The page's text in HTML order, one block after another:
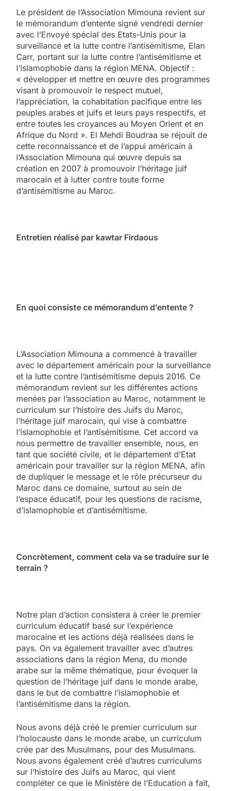
Le président de l’Association Mimouna revient sur
le mémorandum d’entente signé vendredi dernier
avec l’Envoyé spécial des Etats-Unis pour la
surveillance et la lutte contre l’antisémitisme, Elan
Carr, portant sur la lutte contre l’antisémitisme et
l’islamophobie dans la région MENA. Objectif :
« développer et mettre en œuvre des programmes
visant à promouvoir le respect mutuel,
l’appréciation, la cohabitation pacifique entre les
peuples arabes et juifs et leurs pays respectifs, et
entre toutes les croyances au Moyen Orient et en
Afrique du Nord ». El Mehdi Boudraa se réjouit de
cette reconnaissance et de l’appui américain à
l’Association Mimouna qui œuvre depuis sa
création en 2007 à promouvoir l’héritage juif
marocain et à lutter contre toute forme
d’antisémitisme au Maroc.
Entretien réalisé par kawtar Firdaous
En quoi consiste ce mémorandum d’entente ?
L’Association Mimouna a commencé à travailler
avec le département américain pour la surveillance
et la lutte contre l’antisémitisme depuis 2016. Ce
mémorandum revient sur les différentes actions
menées par l’association au Maroc, notamment le
curriculum sur l’histoire des Juifs du Maroc,
l’héritage juif marocain, qui vise à combattre
l’islamophobie et l’antisémitisme. Cet accord va
nous permettre de travailler ensemble, nous, en
tant que société civile, et le département d’Etat
américain pour travailler sur la région MENA, afin
de dupliquer le message et le rôle précurseur du
Maroc dans ce domaine, surtout au sein de
l’espace éducatif, pour les questions de racisme,
d’islamophobie et d’antisémitisme.
Concrètement, comment cela va se traduire sur le
terrain ?
Notre plan d’action consistera à créer le premier
curriculum éducatif basé sur l’expérience
marocaine et les actions déjà réalisées dans le
pays. On va également travailler avec d’autres
associations dans la région Mena, du monde
arabe sur la même thématique, pour évoquer la
question de l’héritage juif dans le monde arabe,
dans le but de combattre l’islamophobie et
l’antisémitisme dans la région.
Nous avons déjà créé le premier curriculum sur
l’holocauste dans le monde arabe, un curriculum
crée par des Musulmans, pour des Musulmans.
Nous avons également créé d’autres curriculums
sur l’histoire des Juifs au Maroc, qui vient
compléter ce que le Ministère de l’Education a fait,